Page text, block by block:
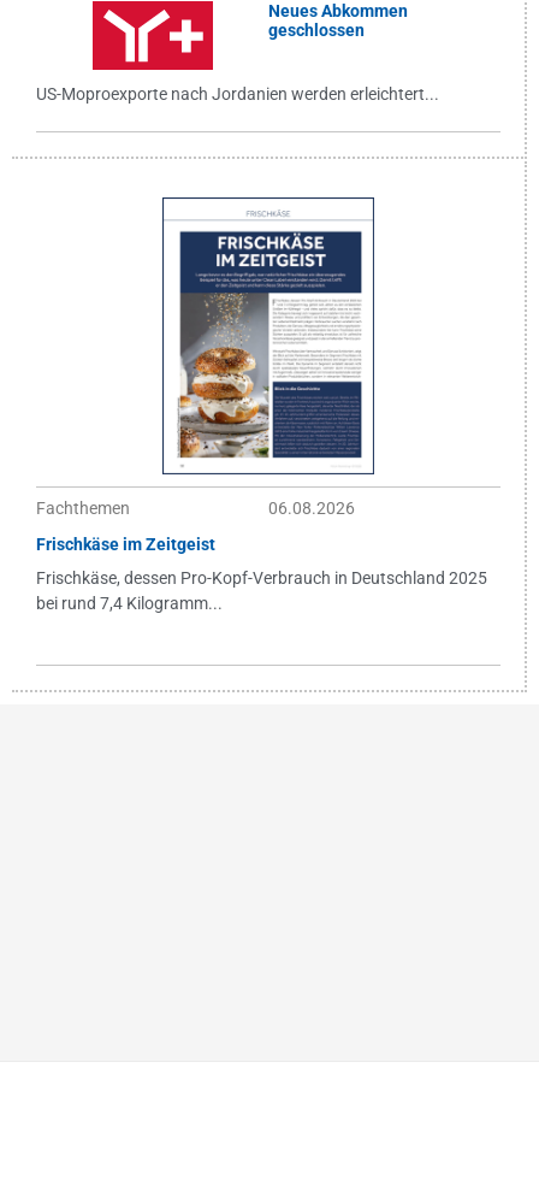
Neues Abkommen
geschlossen
US-Moproexporte nach Jordanien werden erleichtert...
Fachthemen
06.08.2026
Frischkäse im Zeitgeist
Frischkäse, dessen Pro-Kopf-Verbrauch in Deutschland 2025
bei rund 7,4 Kilogramm...